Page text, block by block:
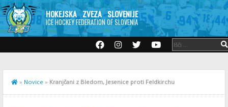
HOKEJSKA ZVEZA SLOVENIJE
ICE HOCKEY FEDERATION OF SLOVENIA
» Novice » Kranjčani z Bledom, Jesenice proti Feldkirchu